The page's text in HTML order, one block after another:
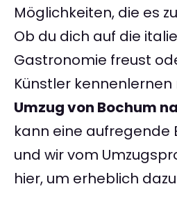
Möglichkeiten, die es
Ob du dich auf die
Gastronomie freust
Künstler
Umzug von Bochum
kann eine aufregende
und wir vom
hier, um erheblich